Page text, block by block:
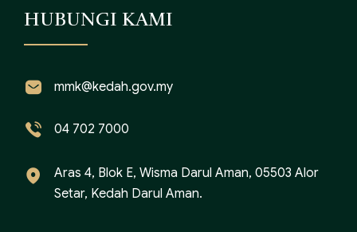
HUBUNGI KAMI
mmk@kedah.gov.my
04 702 7000
Aras 4, Blok E, Wisma Darul Aman, 05503 Alor
Setar, Kedah Darul Aman.